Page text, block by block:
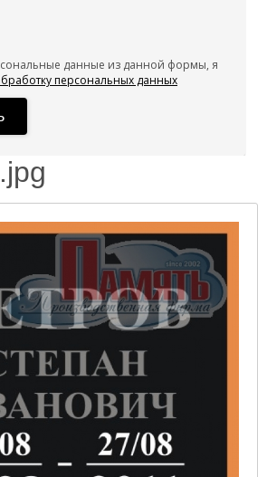
данные из данной формы, я
персональных данных